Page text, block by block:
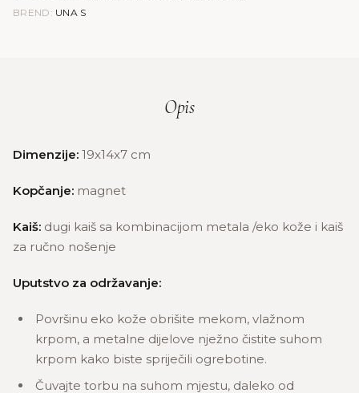
BREND: UNA S
Opis
Dimenzije: 19x14x7 cm
Kopčanje: magnet
Kaiš: dugi kaiš sa kombinacijom metala /eko kože i kaiš
za ručno nošenje
Uputstvo za održavanje:
Površinu eko kože obrišite mekom, vlažnom
krpom, a metalne dijelove nježno čistite suhom
krpom kako biste spriječili ogrebotine.
Čuvajte torbu na suhom mjestu, daleko od